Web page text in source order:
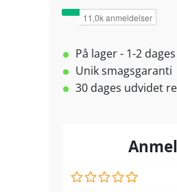
På lager - 1-2
Unik smagsgaranti
30 dages udvidet